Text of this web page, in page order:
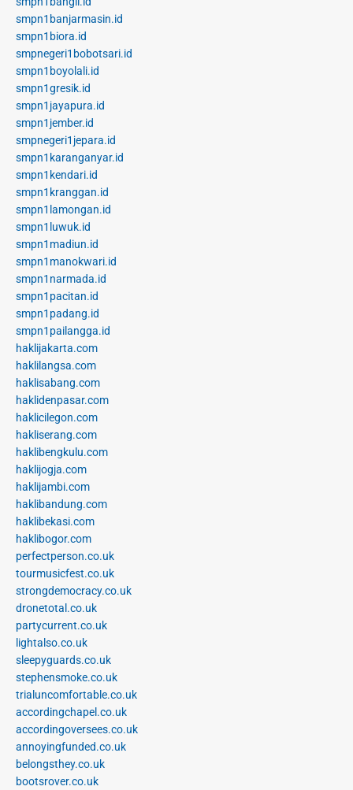
smpn1banjarmasin.id
smpn1biora.id
smpnegeri1bobotsari.id
smpn1boyolali.id
smpn1gresik.id
smpn1jayapura.id
smpn1jember.id
smpnegeri1jepara.id
smpn1karanganyar.id
smpn1kendari.id
smpn1kranggan.id
smpn1lamongan.id
smpn1luwuk.id
smpn1madiun.id
smpn1manokwari.id
smpn1narmada.id
smpn1pacitan.id
smpn1padang.id
smpn1pailangga.id
haklijakarta.com
haklilangsa.com
haklisabang.com
haklidenpasar.com
haklicilegon.com
hakliserang.com
haklibengkulu.com
haklijogja.com
haklijambi.com
haklibandung.com
haklibekasi.com
haklibogor.com
perfectperson.co.uk
tourmusicfest.co.uk
strongdemocracy.co.uk
dronetotal.co.uk
partycurrent.co.uk
lightalso.co.uk
sleepyguards.co.uk
stephensmoke.co.uk
trialuncomfortable.co.uk
accordingchapel.co.uk
accordingoversees.co.uk
annoyingfunded.co.uk
belongsthey.co.uk
bootsrover.co.uk